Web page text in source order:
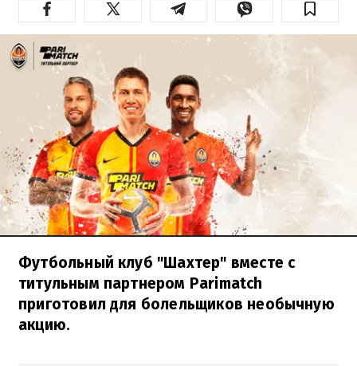
Футбольный клуб "Шахтер" вместе с
титульным партнером Parimatch
приготовил для болельщиков необычную
акцию.